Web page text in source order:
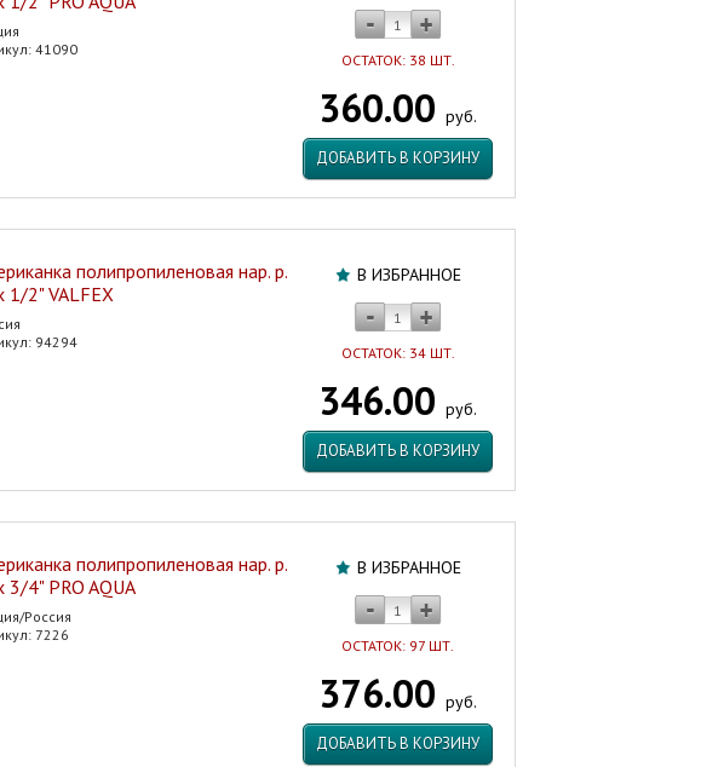
ОСТАТОК: 38 ШТ.
360.00 руб.
ДОБАВИТЬ В КОРЗИНУ
41090
В ИЗБРАННОЕ
ОСТАТОК: 34 ШТ.
346.00 руб.
ДОБАВИТЬ В КОРЗИНУ
полипропиленовая нар. р.
1/2" VALFEX
94294
В ИЗБРАННОЕ
ОСТАТОК: 97 ШТ.
376.00 руб.
ДОБАВИТЬ В КОРЗИНУ
полипропиленовая нар. р.
3/4" PRO AQUA
Россия
7226